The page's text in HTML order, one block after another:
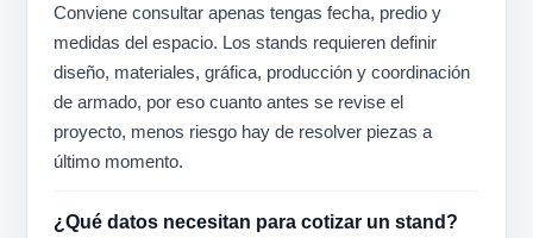
Conviene consultar apenas tengas fecha, predio y
medidas del espacio. Los stands requieren definir
diseño, materiales, gráfica, producción y coordinación
de armado, por eso cuanto antes se revise el
proyecto, menos riesgo hay de resolver piezas a
último momento.
¿Qué datos necesitan para cotizar un stand?